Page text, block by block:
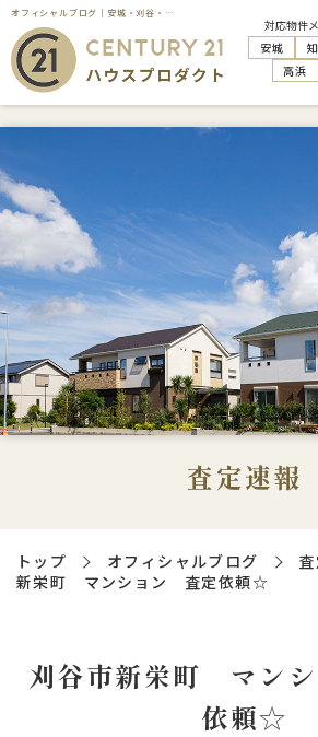
オフィシャルブログ｜安城・刈谷・知立・高浜の不動産売却はハウスプロダクト
対応物件
安城
高浜
査定速報
トップ オフィシャルブログ
新栄町 マンション 査定依頼☆
刈谷市新栄町 マン
依頼☆